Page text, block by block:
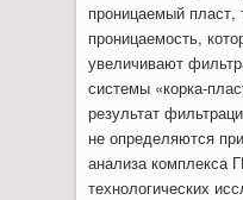
проницаемый пласт,
проницаемость,
увеличивают
системы «корка-
результат
не определяются
анализа комплекса
технологических